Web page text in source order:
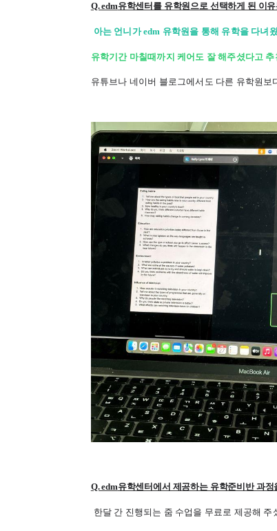
Q. edm유학센터를 유학원으로 선택하게 된 이
아는 언니가 edm 유학원을 통해 유학을 다녀
유학기간 마칠때까지 케어도 잘 해주셨다고 추
유튜브나 네이버 블로그에서도 다른 유학원
Q. edm유학센터에서 제공하는 유학준비반 과
한달 간 진행되는 줌 수업을 무료로 제공해 주